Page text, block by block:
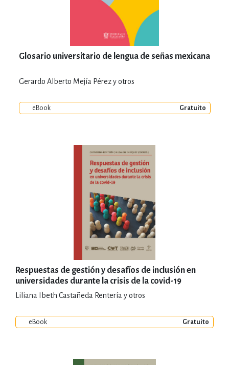
Glosario universitario de lengua de señas mexicana
Gerardo Alberto Mejía Pérez y otros
eBook Gratuito
Respuestas de gestión y desafíos de inclusión en
universidades durante la crisis de la covid-19
Liliana Ibeth Castañeda Rentería y otros
eBook Gratuito